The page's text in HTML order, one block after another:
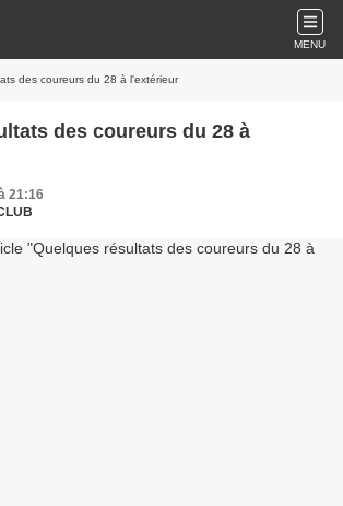
MENU
des coureurs du 28 à l'extérieur
des coureurs du 28 à
21:16